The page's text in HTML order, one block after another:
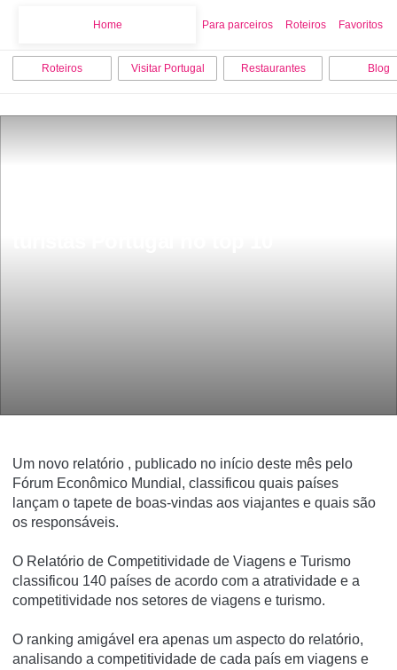
Home Para parceiros Roteiros Favoritos
Roteiros Visitar Portugal Restaurantes Blog
Um novo relatório , publicado no início deste mês pelo
Fórum Econômico Mundial, classificou quais países
lançam o tapete de boas-vindas aos viajantes e quais são
os responsáveis.
O Relatório de Competitividade de Viagens e Turismo
classificou 140 países de acordo com a atratividade e a
competitividade nos setores de viagens e turismo.
O ranking amigável era apenas um aspecto do relatório,
analisando a competitividade de cada país em viagens e